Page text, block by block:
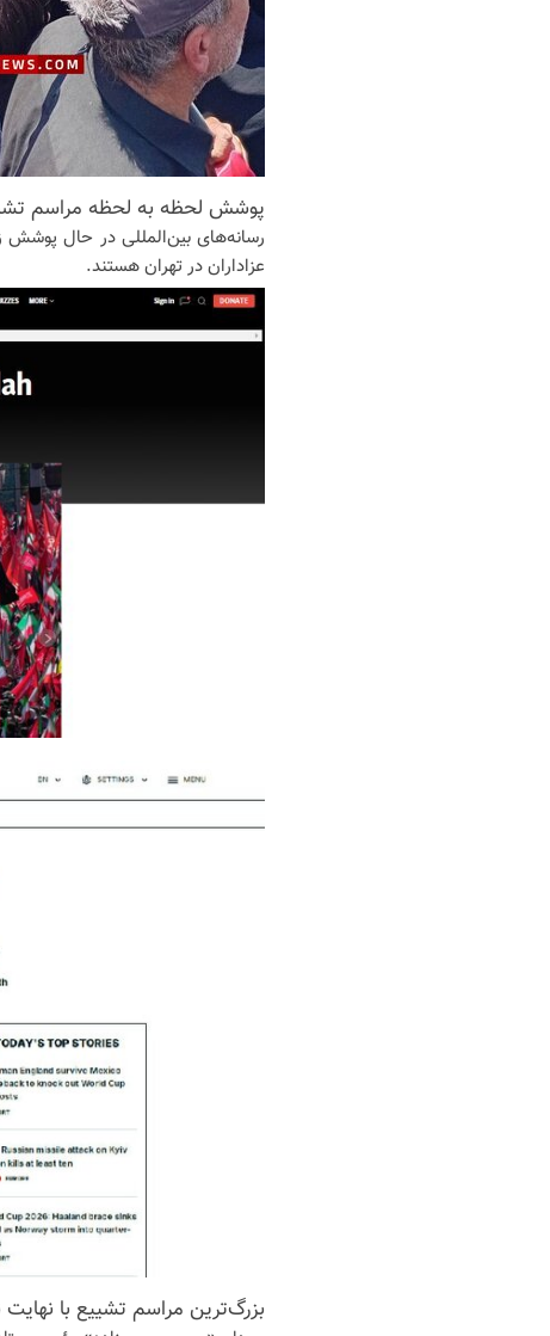
پوشش لحظه به لحظه مراسم
رسانه‌های بین‌المللی در حال پوشش
عزاداران در تهران هستند.
بزرگ‌ترین مراسم تشییع با